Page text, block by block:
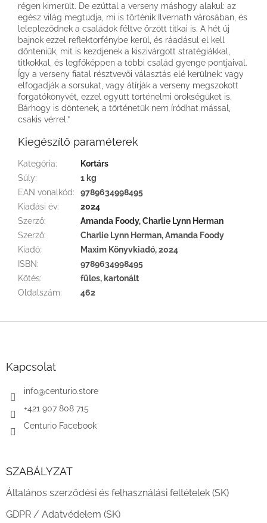
régen kimerült. De ezúttal a verseny máshogy alakul: az
egész világ megtudja, mi is történik Ilvernath városában, és
lelepleződnek a családok féltve őrzött titkai is. A hét új
bajnok ezzel reflektorfénybe kerül, és ráadásul el kell
dönteniük, mit is kezdjenek a kiszivárgott stratégiákkal,
titkokkal, és legfőképpen a többi család gyenge pontjaival.
Így a verseny fiatal résztvevői választás elé kerülnek: vagy
elfogadják a sorsukat, vagy átírják a verseny megszokott
forgatókönyvét, ezzel együtt történelmi örökségüket is.
Bárhogy is döntenek, a történetük nem íródhat mással,
csakis vérrel.”
Kiegészítő paraméterek
Kategória:
Kortárs
Súly:
1 kg
EAN vonalkód:
9789634998495
Kiadási év:
2024
Szerző:
Amanda Foody, Charlie Lynn Herman
Szerző:
Charlie Lynn Herman, Amanda Foody
Kiadó:
Maxim Könyvkiadó, 2024
ISBN:
9789634998495
Kötés:
füles, kartonált
Oldalszám: 462
Kapcsolat
info@centurio.store
+421 907 808 715
Centurio Facebook
SZABÁLYZAT
Általános szerződési és felhasználási feltételek (SK)
GDPR / Adatvédelem (SK)